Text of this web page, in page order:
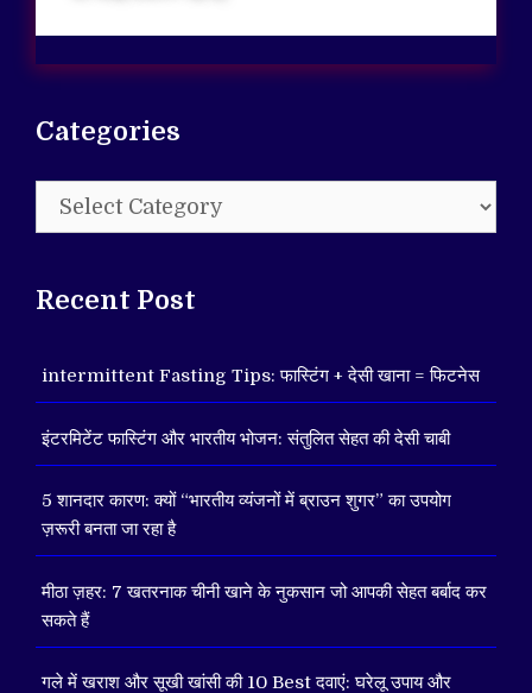
Categories
Categories
Recent Post
intermittent Fasting Tips: फास्टिंग + देसी खाना = फिटनेस
इंटरमिटेंट फास्टिंग और भारतीय भोजन: संतुलित सेहत की देसी चाबी
5 शानदार कारण: क्यों “भारतीय व्यंजनों में ब्राउन शुगर” का उपयोग
ज़रूरी बनता जा रहा है
मीठा ज़हर: 7 खतरनाक चीनी खाने के नुकसान जो आपकी सेहत बर्बाद कर
सकते हैं
गले में खराश और सूखी खांसी की 10 Best दवाएं: घरेलू उपाय और